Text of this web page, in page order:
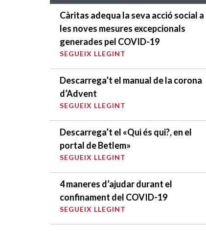
Càritas adequa la seva acció social a
les noves mesures excepcionals
generades pel COVID-19
SEGUEIX LLEGINT
Descarrega’t el manual de la corona
d’Advent
SEGUEIX LLEGINT
Descarrega’t el «Qui és qui?, en el
portal de Betlem»
SEGUEIX LLEGINT
4 maneres d’ajudar durant el
confinament del COVID-19
SEGUEIX LLEGINT